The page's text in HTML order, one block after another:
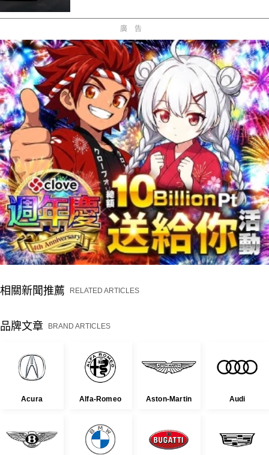
廣告
相關新聞推薦 RELATED ARTICLES
品牌文章 BRAND ARTICLES
Acura Alfa-Romeo Aston-Martin Audi